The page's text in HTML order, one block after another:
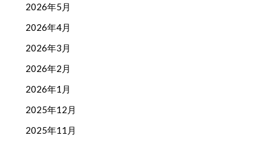
2026年5月
2026年4月
2026年3月
2026年2月
2026年1月
2025年12月
2025年11月